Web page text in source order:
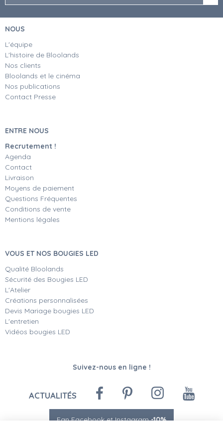
NOUS
L'équipe
L'histoire de Bloolands
Nos clients
Bloolands et le cinéma
Nos publications
Contact Presse
ENTRE NOUS
Recrutement !
Agenda
Contact
Livraison
Moyens de paiement
Questions Fréquentes
Conditions de vente
Mentions légales
VOUS ET NOS BOUGIES LED
Qualité Bloolands
Sécurité des Bougies LED
L'Atelier
Créations personnalisées
Devis Mariage bougies LED
L'entretien
Vidéos bougies LED
Suivez-nous en ligne !
ACTUALITÉS
Fan Facebook et Instagram-10%